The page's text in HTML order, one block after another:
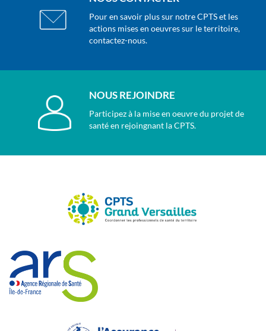
Pour en savoir plus sur notre CPTS et les
actions mises en oeuvres sur le territoire,
contactez-nous.
NOUS REJOINDRE
Participez à la mise en oeuvre du projet de
santé en rejoingnant la CPTS.